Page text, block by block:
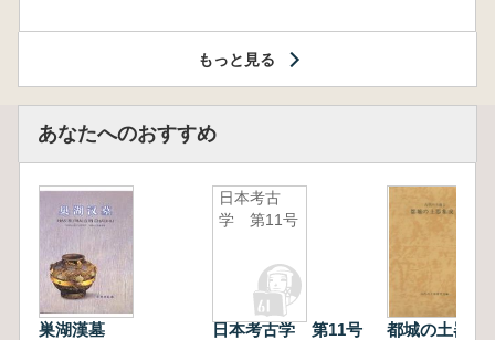
もっと見る
あなたへのおすすめ
巣湖漢墓
日本考古
学 第11号
日本考古学 第11号 都城の土器集